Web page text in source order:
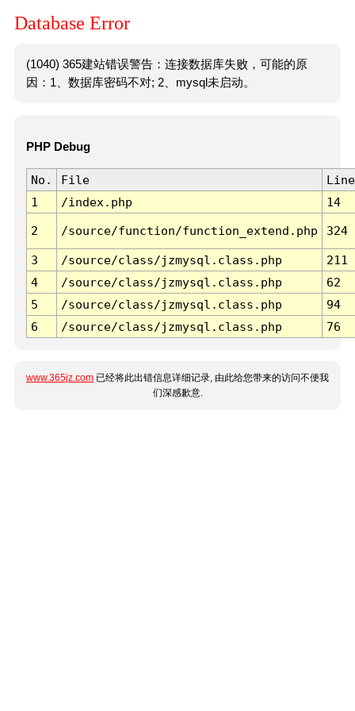
Database Error
(1040) 365建站错误警告：连接数据库失败，可能的原
因：1、数据库密码不对; 2、mysql未启动。
PHP Debug
No. File
Line
1
/index.php 14
2 /source/function/function_extend.php 324
3 /source/class/jzmysql.class.php
211
4
/source/class/jzmysql.class.php
62
5
/source/class/jzmysql.class.php
94
6
/source/class/jzmysql.class.php 76
www.365jz.com 已经将此出错信息详细记录, 由此给您带来的访问不便我
们深感歉意.